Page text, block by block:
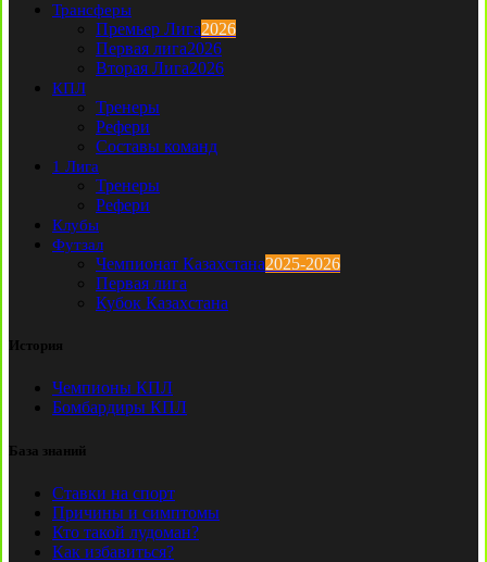
Трансферы
Премьер Лига2026
Первая лига2026
Вторая Лига2026
КПЛ
Тренеры
Рефери
Составы команд
1 Лига
Тренеры
Рефери
Клубы
Футзал
Чемпионат Казахстана2025-2026
Первая лига
Кубок Казахстана
История
Чемпионы КПЛ
Бомбардиры КПЛ
База знаний
Ставки на спорт
Причины и симптомы
Кто такой лудоман?
Как избавиться?